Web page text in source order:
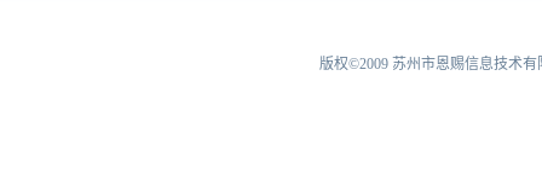
版权©2009 苏州市恩赐信息技术有